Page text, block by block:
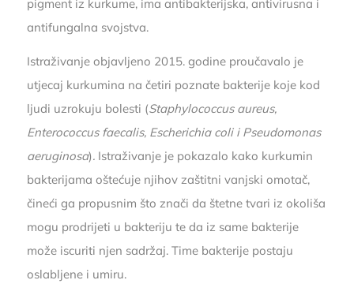
pigment iz kurkume, ima antibakterijska, antivirusna i
antifungalna svojstva.
Istraživanje objavljeno 2015. godine proučavalo je
utjecaj kurkumina na četiri poznate bakterije koje kod
ljudi uzrokuju bolesti (Staphylococcus aureus,
Enterococcus faecalis, Escherichia coli i Pseudomonas
aeruginosa). Istraživanje je pokazalo kako kurkumin
bakterijama oštećuje njihov zaštitni vanjski omotač,
čineći ga propusnim što znači da štetne tvari iz okoliša
mogu prodrijeti u bakteriju te da iz same bakterije
može iscuriti njen sadržaj. Time bakterije postaju
oslabljene i umiru.